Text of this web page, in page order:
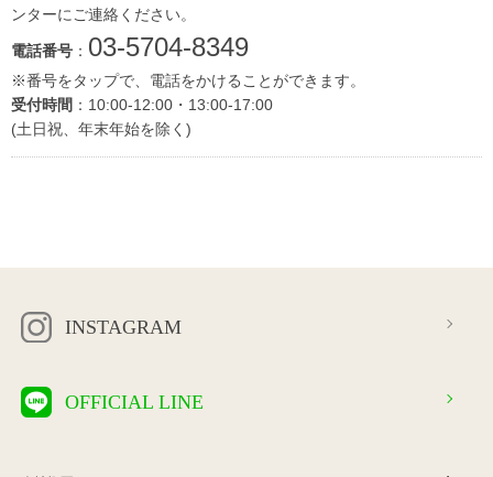
ンターにご連絡ください。
電話番号 ： 03-5704-8349
※番号をタップで、電話をかけることができます。
受付時間 ：10:00-12:00・13:00-17:00
(土日祝、年末年始を除く)
INSTAGRAM
OFFICIAL LINE